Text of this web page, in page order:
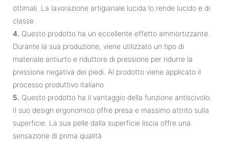
ottimali. La lavorazione artigianale lucida lo rende lucido e di
classe
4. Questo prodotto ha un eccellente effetto ammortizzante.
Durante la sua produzione, viene utilizzato un tipo di
materiale antiurto e riduttore di pressione per ridurre la
pressione negativa dei piedi. Al prodotto viene applicato il
processo produttivo italiano
5. Questo prodotto ha il vantaggio della funzione antiscivolo.
Il suo design ergonomico offre presa e massimo attrito sulla
superficie. La sua pelle dalla superficie liscia offre una
sensazione di prima qualità